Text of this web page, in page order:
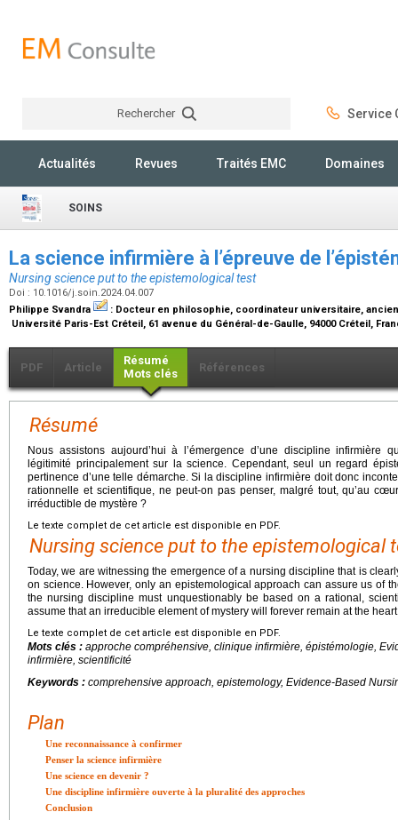
Rechercher Service
Actualités Revues Traités EMC Domaines
SOINS
La science infirmière à l’épreuve de
Nursing science put to the epistemological test
Doi : 10.1016/j.soin.2024.04.007
Philippe Svandra
: Docteur en philosophie, coordinateur universitaire,
Université Paris-Est Créteil, 61 avenue du Général-de-Gaulle, 94000 Créteil,
PDF Article
Résumé
Mots clés
Références
Résumé
Nous assistons aujourd’hui à l’émergence d’une discipline infirmière
légitimité principalement sur la science. Cependant, seul un regard
pertinence d’une telle démarche. Si la discipline infirmière doit donc
rationnelle et scientifique, ne peut-on pas penser, malgré tout, qu’au
irréductible de mystère ?
Le texte complet de cet article est disponible en PDF.
Nursing science put to the epistemological
Today, we are witnessing the emergence of a nursing discipline that is
on science. However, only an epistemological approach can assure us of
the nursing discipline must unquestionably be based on a rational,
assume that an irreducible element of mystery will forever remain at the
Le texte complet de cet article est disponible en PDF.
Mots clés : approche compréhensive, clinique infirmière, épistémologie,
infirmière, scientificité
Keywords : comprehensive approach, epistemology, Evidence-Based
Plan
Une reconnaissance à confirmer
Penser la science infirmière
Une science en devenir ?
Une discipline infirmière ouverte à la pluralité des approches
Conclusion